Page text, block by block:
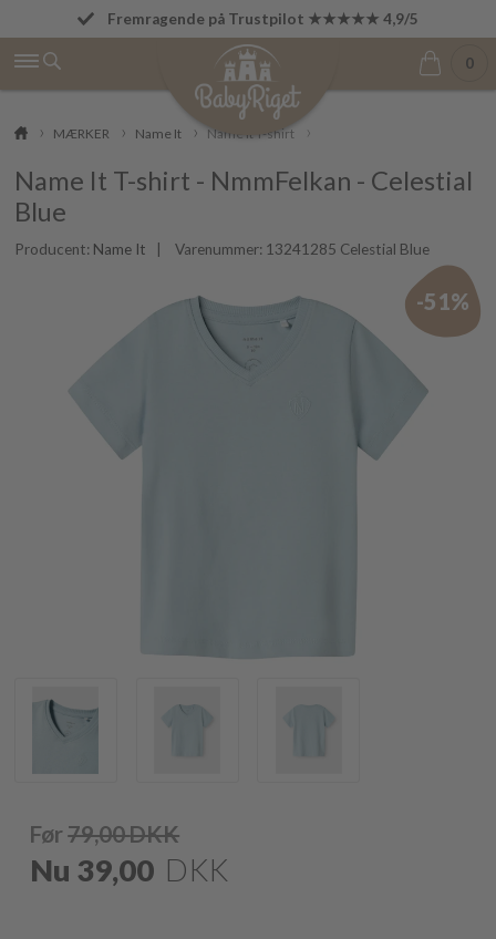
Fri fragt fra 499 kr.
Fremragende på Trustpilot ★★★★★ 4,9/5
0
MÆRKER Name It Name It T-shirt
Name It T-shirt - NmmFelkan - Celestial
Blue
Producent: Name It | Varenummer: 13241285 Celestial Blue
-51%
Før79,00DKK
Nu 39,00 DKK